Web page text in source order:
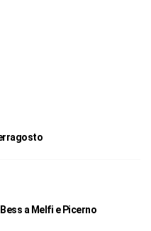
a Melfi e Picerno